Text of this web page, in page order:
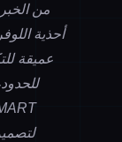
من
أحذية
عميقة